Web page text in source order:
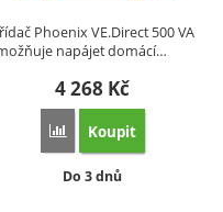
VE.Direct 375VA 24V' k
Phoenix VE.Direct 500 VA
napájet domácí…
4 268 Kč
Přidat 'Měnič SINUS
Koupit
Dostupnost:
Do 3 dnů